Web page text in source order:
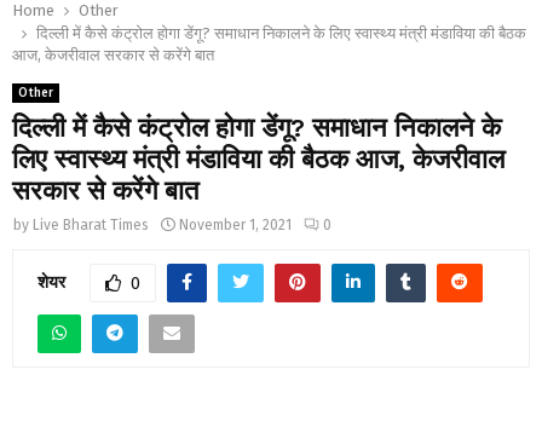
Home
Other
दिल्ली में कैसे कंट्रोल होगा डेंगू? समाधान निकालने के लिए स्वास्थ्य मंत्री मंडाविया की बैठक
आज, केजरीवाल सरकार से करेंगे बात
Other
दिल्ली में कैसे कंट्रोल होगा डेंगू? समाधान निकालने के
लिए स्वास्थ्य मंत्री मंडाविया की बैठक आज, केजरीवाल
सरकार से करेंगे बात
by Live Bharat Times November 1, 2021 0
शेयर 0